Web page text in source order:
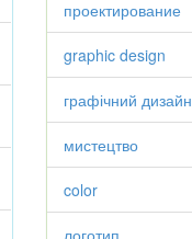
проектирование
graphic design
графічний дизайн
мистецтво
color
логотип